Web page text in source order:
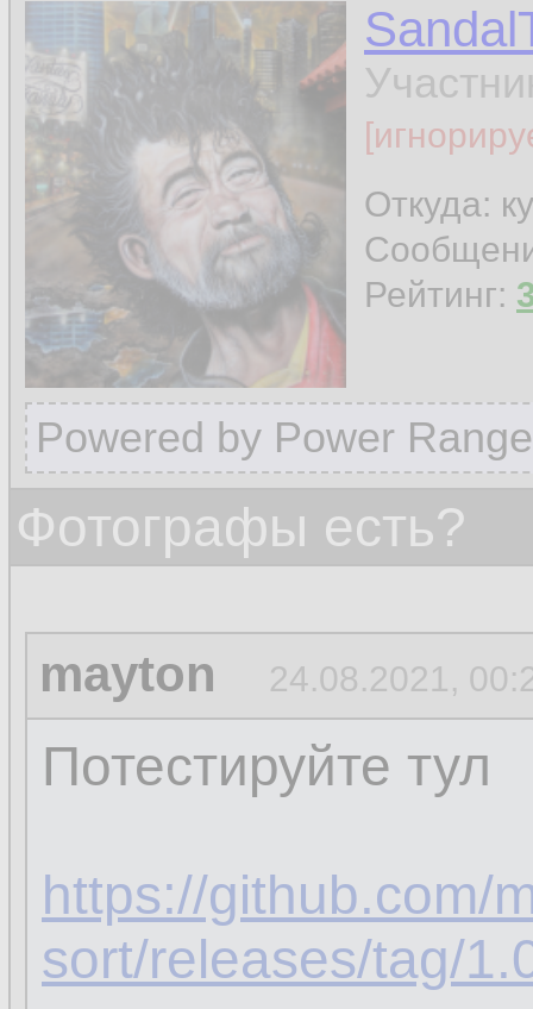
Откуда:
Рейтинг:
Powered by Power
Фотографы есть?
mayton 24.08.2021,
Потестируйте тул
https://github.com/
sort/releases/tag/